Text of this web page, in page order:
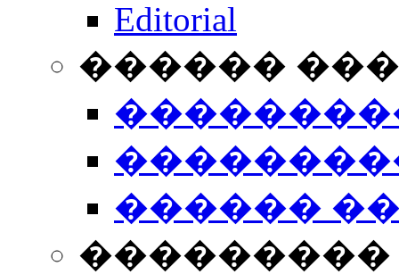
Editorial
������
������
���������